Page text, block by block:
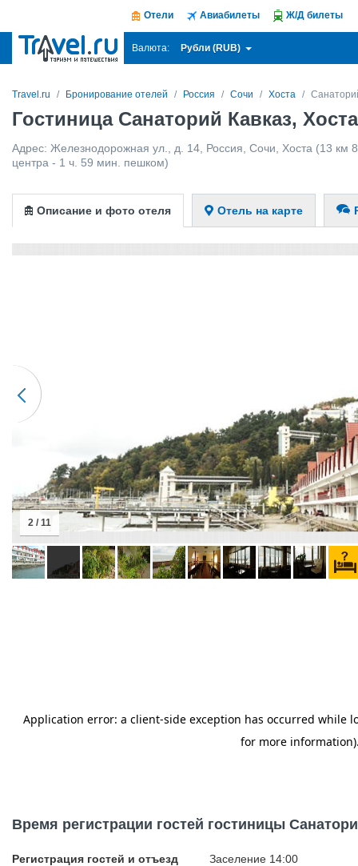
Отели Авиабилеты Ж/Д билеты
Валюта: Рубли (RUB)
Travel.ru Бронирование отелей Россия Сочи Хоста
Гостиница Санаторий Кавказ, Хоста
Адрес: Железнодорожная ул., д. 14 Россия Сочи Хоста (13 км
центра - 1 ч. 59 мин. пешком)
Описание и фото отеля Отель на карте
2 / 11
Время регистрации гостей гостиницы
Регистрация гостей и отъезд Заселение 14:00